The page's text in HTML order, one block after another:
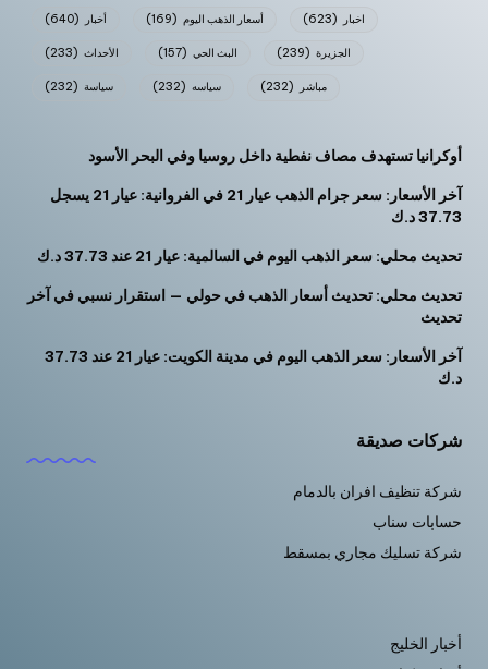
أخبار (640) أسعار الذهب اليوم (169) اخبار (623)
الأحداث (233) البث الحي (157) الجزيرة (239)
سياسة (232) سياسه (232) مباشر (232)
أوكرانيا تستهدف مصاف نفطية داخل روسيا وفي البحر الأسود
آخر الأسعار: سعر جرام الذهب عيار 21 في الفروانية: عيار 21 يسجل
37.73 د.ك
تحديث محلي: سعر الذهب اليوم في السالمية: عيار 21 عند 37.73 د.ك
تحديث محلي: تحديث أسعار الذهب في حولي — استقرار نسبي في آخر
تحديث
آخر الأسعار: سعر الذهب اليوم في مدينة الكويت: عيار 21 عند 37.73
د.ك
شركات صديقة
شركة تنظيف افران بالدمام
حسابات سناب
شركة تسليك مجاري بمسقط
أخبار الخليج